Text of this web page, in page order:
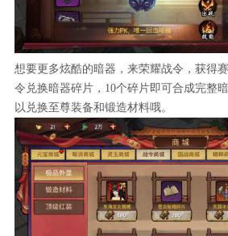
想要更多炫酷的暗器，来荣耀战令，获得
令兑换暗器碎片，10个碎片即可合成完整
以兑换至尊装备和锻造材料哦。